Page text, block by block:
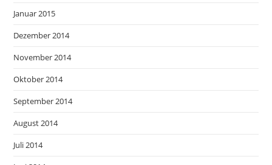
Januar 2015
Dezember 2014
November 2014
Oktober 2014
September 2014
August 2014
Juli 2014